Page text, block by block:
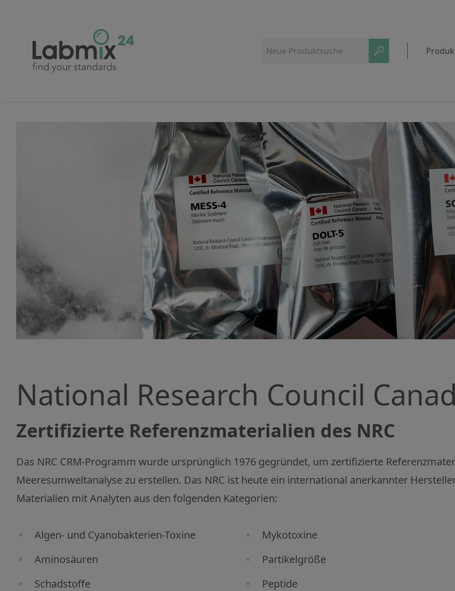
National Research Council
Zertifizierte Referenzmaterialien des NRC
Das NRC CRM-Programm wurde ursprünglich 1976 gegründet, um zertifizierte
Meeresumweltanalyse zu erstellen. Das NRC ist heute ein international anerkannter
Materialien mit Analyten aus den folgenden Kategorien:
Algen- und Cyanobakterien-Toxine
Aminosäuren
Schadstoffe
Mykotoxine
Partikelgröße
Peptide